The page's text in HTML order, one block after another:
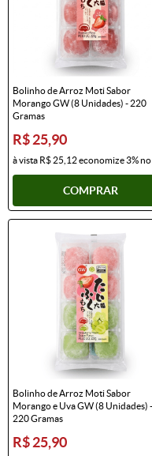
Bolinho de Arroz Moti Sabor
Morango GW (8 Unidades) - 220
Gramas
R$ 25,90
à vista R$ 25,12economize3%no
COMPRAR
Bolinho de Arroz Moti Sabor
Morango e Uva GW (8 Unidades) -
220 Gramas
R$ 25,90